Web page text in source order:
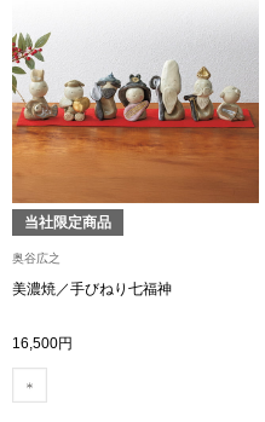
当社限定商品
奥谷広之
美濃焼／手びねり七福神
16,500円